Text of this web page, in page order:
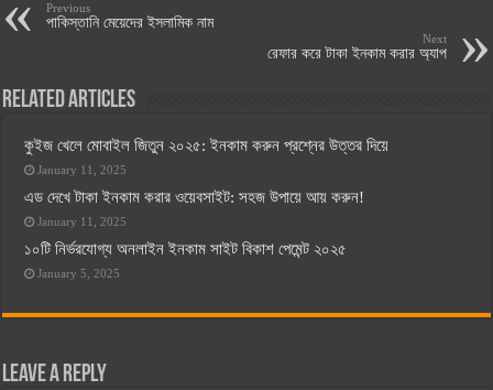
Previous
পাকিস্তানি মেয়েদের ইসলামিক নাম
Next
রেফার করে টাকা ইনকাম করার অ্যাপ
Related Articles
কুইজ খেলে মোবাইল জিতুন ২০২৫: ইনকাম করুন প্রশ্নের উত্তর দিয়ে
January 11, 2025
এড দেখে টাকা ইনকাম করার ওয়েবসাইট: সহজ উপায়ে আয় করুন!
January 11, 2025
১০টি নির্ভরযোগ্য অনলাইন ইনকাম সাইট বিকাশ পেমেন্ট ২০২৫
January 5, 2025
Leave a Reply